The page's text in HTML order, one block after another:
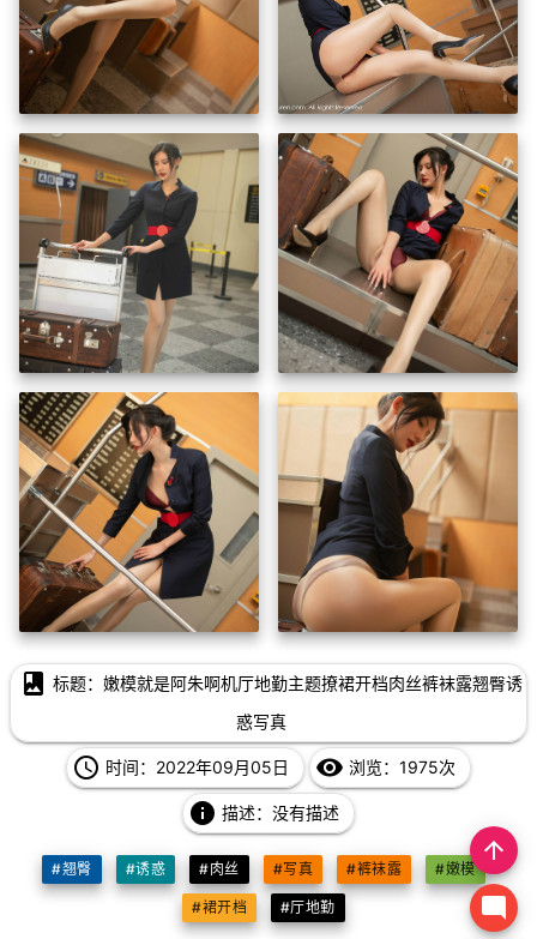
photo_album 标题：嫩模就是阿朱啊机厅地勤主题撩裙开档肉丝裤袜露翘臀诱
惑写真
access_time 时间：2022年09月05日 remove_red_eye 浏览：1975次
info 描述：没有描述
#翘臀 #诱惑 #肉丝 #写真 #裤袜露 #嫩模
#裙开档 #厅地勤
arrow_upward
mode_comment